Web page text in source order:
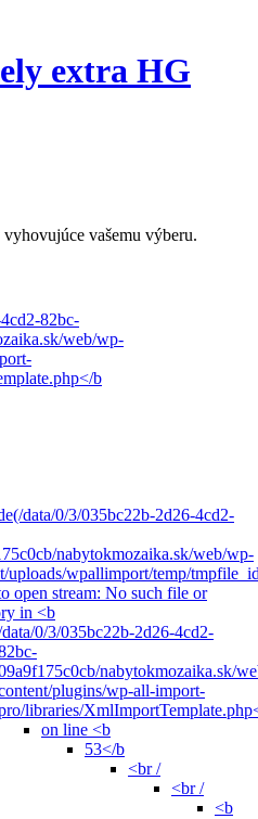
extra HG
vašemu výberu.
82bc-
web/wp-
b
data/0/3/035bc22b-2d26-4cd2-
nabytokmozaika.sk/web/wp-
uploads/wpallimport/temp/
open stream: No such file or
in <b
0/3/035bc22b-2d26-4cd2-
nabytokmozaika.sk/
plugins/wp-all-import-
libraries/
on line <b
53</b
<br /
<br /
<b